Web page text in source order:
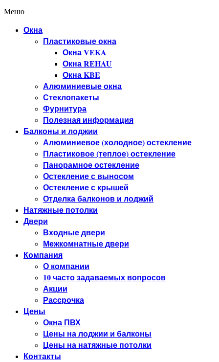
Меню
Окна
Пластиковые окна
Окна VEKA
Окна REHAU
Окна KBE
Алюминиевые окна
Стеклопакеты
Фурнитура
Полезная информация
Балконы и лоджии
Алюминиевое (холодное) остекление
Пластиковое (теплое) остекление
Панорамное остекление
Остекление с выносом
Остекление с крышей
Отделка балконов и лоджий
Натяжные потолки
Двери
Входные двери
Межкомнатные двери
Компания
О компании
10 часто задаваемых вопросов
Акции
Рассрочка
Цены
Окна ПВХ
Цены на лоджии и балконы
Цены на натяжные потолки
Контакты